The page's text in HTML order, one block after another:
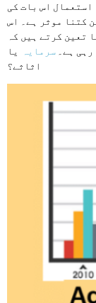
اس بات کی
کتنا موثر ہے۔ اس
تعین کرتے ہیں کہ
ہے۔
سرمایہ
یا
اثاثے؟